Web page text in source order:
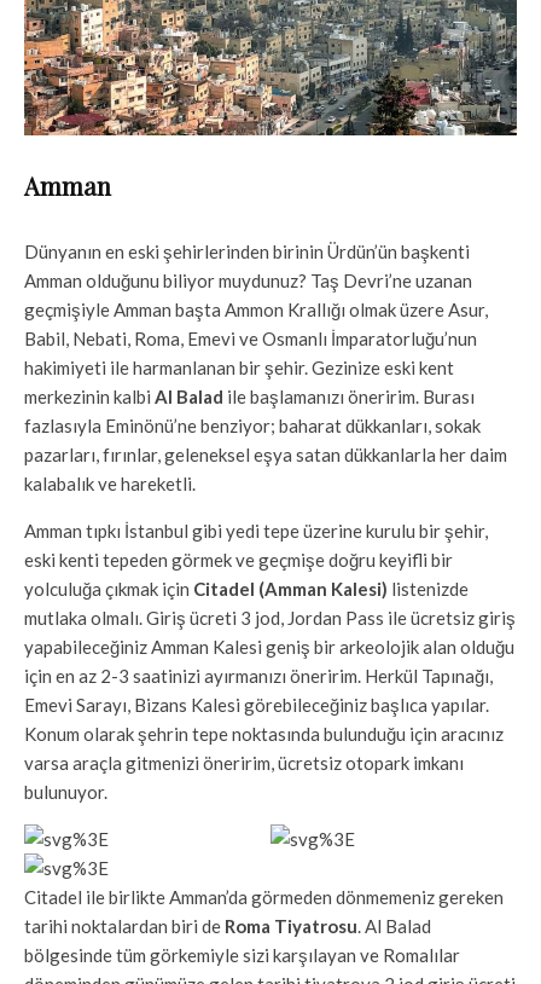
Amman
Dünyanın en eski şehirlerinden birinin Ürdün’ün başkenti
Amman olduğunu biliyor muydunuz? Taş Devri’ne uzanan
geçmişiyle Amman başta Ammon Krallığı olmak üzere Asur,
Babil, Nebati, Roma, Emevi ve Osmanlı İmparatorluğu’nun
hakimiyeti ile harmanlanan bir şehir. Gezinize eski kent
merkezinin kalbi Al Balad ile başlamanızı öneririm. Burası
fazlasıyla Eminönü’ne benziyor; baharat dükkanları, sokak
pazarları, fırınlar, geleneksel eşya satan dükkanlarla her daim
kalabalık ve hareketli.
Amman tıpkı İstanbul gibi yedi tepe üzerine kurulu bir şehir,
eski kenti tepeden görmek ve geçmişe doğru keyifli bir
yolculuğa çıkmak için Citadel (Amman Kalesi) listenizde
mutlaka olmalı. Giriş ücreti 3 jod, Jordan Pass ile ücretsiz giriş
yapabileceğiniz Amman Kalesi geniş bir arkeolojik alan olduğu
için en az 2-3 saatinizi ayırmanızı öneririm. Herkül Tapınağı,
Emevi Sarayı, Bizans Kalesi görebileceğiniz başlıca yapılar.
Konum olarak şehrin tepe noktasında bulunduğu için aracınız
varsa araçla gitmenizi öneririm, ücretsiz otopark imkanı
bulunuyor.
Citadel ile birlikte Amman’da görmeden dönmemeniz gereken
tarihi noktalardan biri de Roma Tiyatrosu . Al Balad
bölgesinde tüm görkemiyle sizi karşılayan ve Romalılar